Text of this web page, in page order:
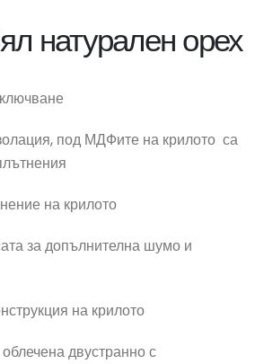
натурален орех
под МДФите на крилото са
на крилото
за допълнителна шумо и
на крилото
двустранно с